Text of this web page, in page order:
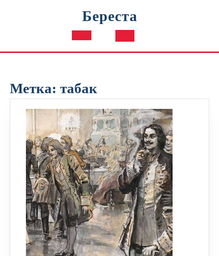
Береста
Кнопка
Метка: табак